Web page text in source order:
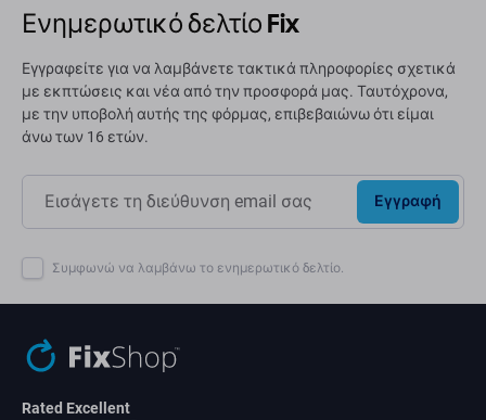
Ενημερωτικό δελτίο Fix
Εγγραφείτε για να λαμβάνετε τακτικά πληροφορίες σχετικά
με εκπτώσεις και νέα από την προσφορά μας. Ταυτόχρονα,
με την υποβολή αυτής της φόρμας, επιβεβαιώνω ότι είμαι
άνω των 16 ετών.
Εγγραφή
Συμφωνώ να λαμβάνω το ενημερωτικό δελτίο.
Rated Excellent